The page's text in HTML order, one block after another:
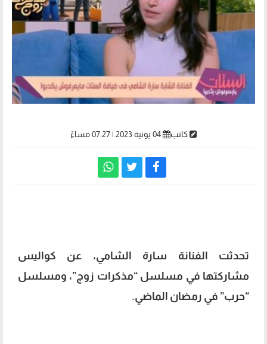
كاتب
تحدثت الفنانة سارة الشامي، عن كواليس
مشاركتها في مسلسل “مذكرات زوج”، ومسلسل
“حرب” في رمضان الماضي.